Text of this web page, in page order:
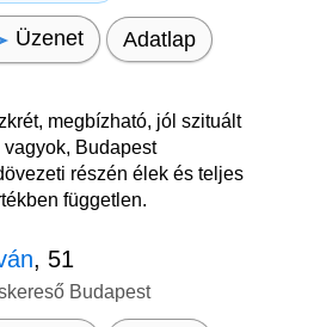
Üzenet Adatlap
megbízható, jól szituált
vagyok, Budapest
részén élek és teljes
független.
, 51
Budapest